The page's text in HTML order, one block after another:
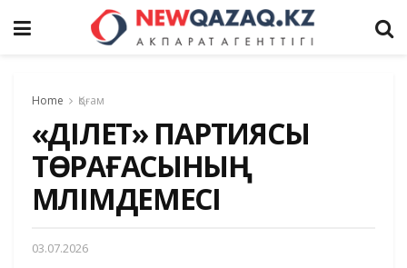
Home Қоғам
«ӘДІЛЕТ» ПАРТИЯСЫ
ТӨРАҒАСЫНЫҢ
МӘЛІМДЕМЕСІ
03.07.2026